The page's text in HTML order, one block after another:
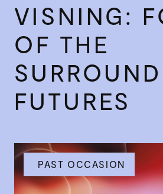
VISNING:
OF THE
FUTURES
PAST OCCASION